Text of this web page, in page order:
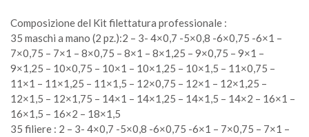
Composizione del Kit filettatura professionale :
35 maschi a mano (2 pz.):2 – 3- 4×0,7 -5×0,8 -6×0,75 -6×1 –
7×0,75 – 7×1 – 8×0,75 – 8×1 – 8×1,25 – 9×0,75 – 9×1 –
9×1,25 – 10×0,75 – 10×1 – 10×1,25 – 10×1,5 – 11×0,75 –
11×1 – 11×1,25 – 11×1,5 – 12×0,75 – 12×1 – 12×1,25 –
12×1,5 – 12×1,75 – 14×1 – 14×1,25 – 14×1,5 – 14×2 – 16×1 –
16×1,5 – 16×2 – 18×1,5
35 filiere : 2 – 3- 4×0,7 -5×0,8 -6×0,75 -6×1 – 7×0,75 – 7×1 –